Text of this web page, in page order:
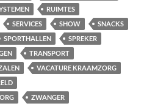
RUIMTES
SERVICES SHOW
SNACKS
SPORTHALLEN
SPREKER
TRANSPORT
VACATURE KRAAMZORG
ZWANGER